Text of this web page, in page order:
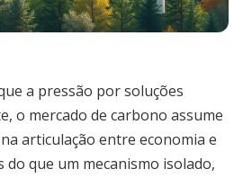
a pressão por soluções
o mercado de carbono assume
articulação entre economia e
que um mecanismo isolado,